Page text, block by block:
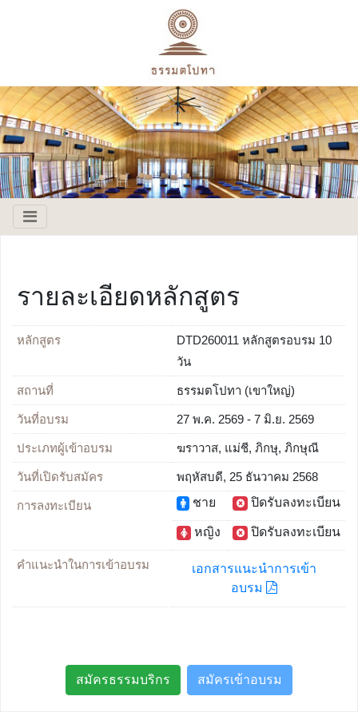
รายละเอียดหลักสูตร
หลักสูตร
DTD260011 หลักสูตรอบรม 10
วัน
สถานที่ ธรรมตโปทา (เขาใหญ่)
วันที่อบรม 27 พ.ค. 2569 - 7 มิ.ย. 2569
ประเภทผู้เข้าอบรม ฆราวาส, แม่ชี, ภิกษุ, ภิกษุณี
วันที่เปิดรับสมัคร พฤหัสบดี, 25 ธันวาคม 2568
การลงทะเบียน ชาย ปิดรับลงทะเบียน
หญิง ปิดรับลงทะเบียน
คำแนะนำในการเข้าอบรม
เอกสารแนะนำการเข้า
อบรม
สมัครธรรมบริกร สมัครเข้าอบรม